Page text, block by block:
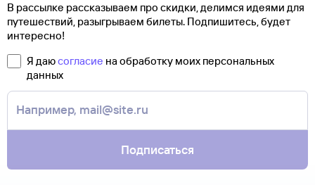
В рассылке рассказываем про скидки, делимся идеями для
путешествий, разыгрываем билеты. Подпишитесь, будет
интересно!
Я даюсогласие на обработку моих персональных
данных
Подписаться